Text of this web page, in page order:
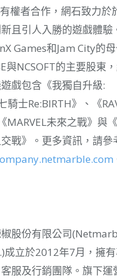
權者合作，網石致力於
且引人入勝的遊戲體驗
Games和Jam City的母
與NCSOFT的主要股東
戲包含《我獨自升級:
騎士Re:BIRTH》、《
MARVEL未來之戰》與
戰》。更多資訊，請參
股份有限公司
成立於2012年7月，擁
服及行銷團隊。旗下運